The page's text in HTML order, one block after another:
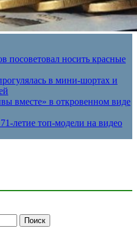
посоветовал носить красные
в мини-шортах и
вместе» в откровенном виде
летие топ-модели на видео